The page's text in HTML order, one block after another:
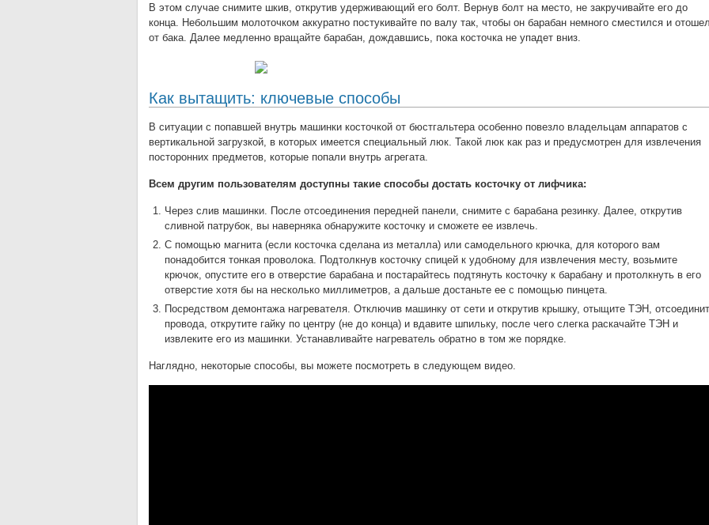
В этом случае снимите шкив, открутив удерживающий его болт. Вернув болт на место, не закручивайте его до
конца. Небольшим молоточком аккуратно постукивайте по валу так, чтобы он барабан немного сместился и
от бака. Далее медленно вращайте барабан, дождавшись, пока косточка не упадет вниз.
Как вытащить: ключевые способы
В ситуации с попавшей внутрь машинки косточкой от бюстгальтера особенно повезло владельцам аппаратов с
вертикальной загрузкой, в которых имеется специальный люк. Такой люк как раз и предусмотрен для извлечения
посторонних предметов, которые попали внутрь агрегата.
Всем другим пользователям доступны такие способы достать косточку от лифчика:
Через слив машинки. После отсоединения передней панели, снимите с барабана резинку. Далее, открутив
сливной патрубок, вы наверняка обнаружите косточку и сможете ее извлечь.
С помощью магнита (если косточка сделана из металла) или самодельного крючка, для которого вам
понадобится тонкая проволока. Подтолкнув косточку спицей к удобному для извлечения месту, возьмите
крючок, опустите его в отверстие барабана и постарайтесь подтянуть косточку к барабану и протолкнуть в его
отверстие хотя бы на несколько миллиметров, а дальше достаньте ее с помощью пинцета.
Посредством демонтажа нагревателя. Отключив машинку от сети и открутив крышку, отыщите ТЭН,
провода, открутите гайку по центру (не до конца) и вдавите шпильку, после чего слегка раскачайте ТЭН и
извлеките его из машинки. Устанавливайте нагреватель обратно в том же порядке.
Наглядно, некоторые способы, вы можете посмотреть в следующем видео.